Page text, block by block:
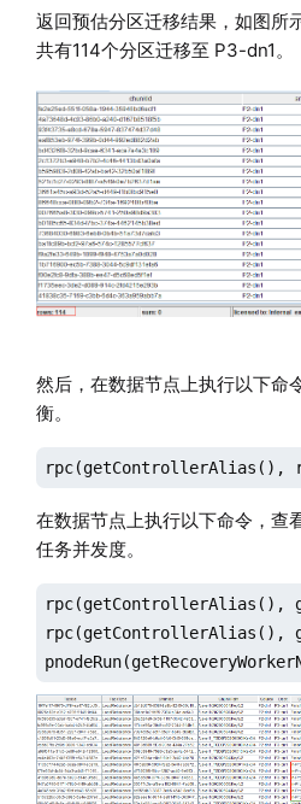
返回预估分区迁移结果，如图所
共有114个分区迁移至 P3-dn1。
然后，在数据节点上执行以下命
衡。
rpc(getControllerAlias(),
在数据节点上执行以下命令，查
任务并发度。
rpc(getControllerAlias(),
rpc(getControllerAlias(),